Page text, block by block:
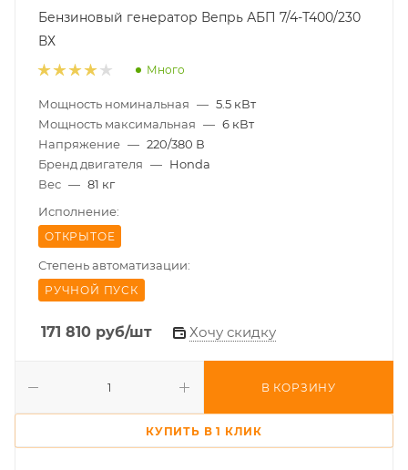
Бензиновый генератор Вепрь АБП 7/4-Т400/230
ВХ
Много
Мощность номинальная — 5.5 кВт
Мощность максимальная — 6 кВт
Напряжение — 220/380 В
Бренд двигателя — Honda
Вес — 81 кг
Исполнение:
ОТКРЫТОЕ
Степень автоматизации:
РУЧНОЙ ПУСК
171 810 руб/шт Хочу скидку
В КОРЗИНУ
КУПИТЬ В 1 КЛИК